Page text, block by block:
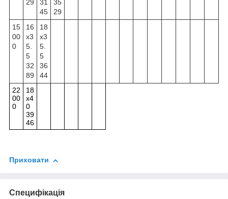
29
31
45
35
29
15
00
0
16
x3
5.
5
32
89
18
x3
5.
5
36
44
22
00
0
18
x4
0
39
46
Приховати
Специфікація